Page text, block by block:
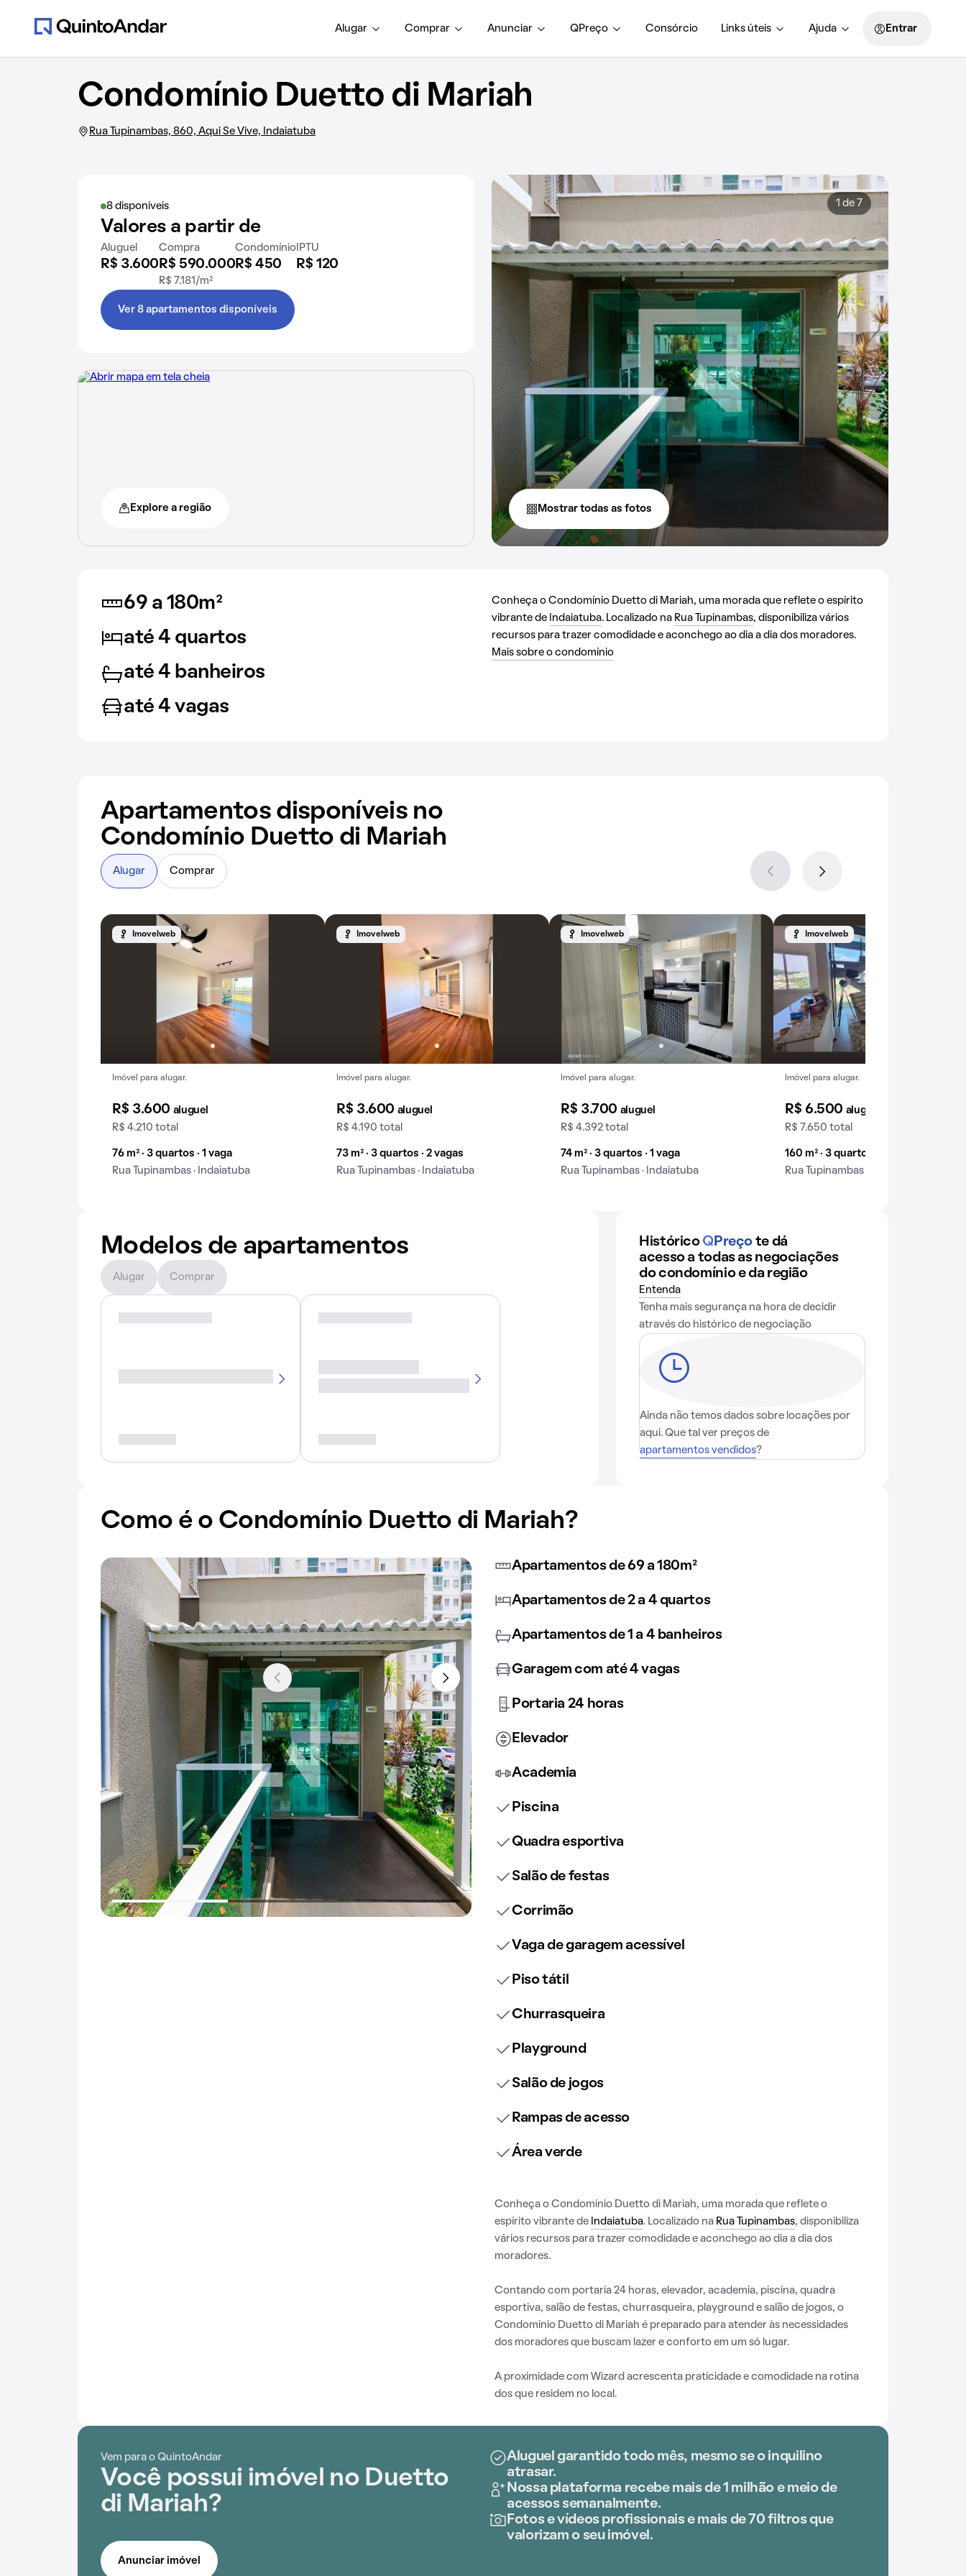
Alugar Comprar Anunciar QPreço Consórcio Links úteis Ajuda Entrar
Condomínio Duetto di Mariah
Rua Tupinambas, 860, Aqui Se Vive, Indaiatuba
8 disponíveis
Valores a partir de
Aluguel
R$ 3.600
Compra
R$ 590.000
R$ 7.181/m²
Condomínio
R$ 450
IPTU
R$ 120
Ver 8 apartamentos disponíveis
Explore a região
1 de 7
Mostrar todas as fotos
69 a 180m²
até 4 quartos
até 4 banheiros
até 4 vagas
Conheça o Condomínio Duetto di Mariah, uma morada que reflete o espírito
vibrante de Indaiatuba. Localizado na Rua Tupinambas, disponibiliza vários
recursos para trazer comodidade e aconchego ao dia a dia dos moradores.
Mais sobre o condomínio
Apartamentos disponíveis no
Condomínio Duetto di Mariah
Imovelweb
Imóvel para alugar.
R$ 3.600 aluguel
R$ 4.210 total
76 m² · 3 quartos · 1 vaga
Rua Tupinambas · Indaiatuba
Imovelweb
Imóvel para alugar.
R$ 3.600 aluguel
R$ 4.190 total
73 m² · 3 quartos · 2 vagas
Rua Tupinambas · Indaiatuba
Imovelweb
Imóvel para alugar.
R$ 3.700 aluguel
R$ 4.392 total
74 m² · 3 quartos · 1 vaga
Rua Tupinambas · Indaiatuba
Imovelweb
Imóvel para alugar.
R$ 6.500 aluguel
R$ 7.650 total
160 m² · 3 quartos · 3 vagas
Rua Tupinambas · Indaiatuba
Alugar Comprar
Modelos de apartamentos
Alugar Comprar
Histórico QPreço te dá
acesso a todas as negociações
do condomínio e da região
Entenda
Tenha mais segurança na hora de decidir
através do histórico de negociação
Ainda não temos dados sobre locações por
aqui. Que tal ver preços de
apartamentos vendidos?
Como é o Condomínio Duetto di Mariah?
Apartamentos de 69 a 180m²
Apartamentos de 2 a 4 quartos
Apartamentos de 1 a 4 banheiros
Garagem com até 4 vagas
Portaria 24 horas
Elevador
Academia
Piscina
Quadra esportiva
Salão de festas
Corrimão
Vaga de garagem acessível
Piso tátil
Churrasqueira
Playground
Salão de jogos
Rampas de acesso
Área verde
Conheça o Condomínio Duetto di Mariah, uma morada que reflete o
espírito vibrante de Indaiatuba. Localizado na Rua Tupinambas, disponibiliza
vários recursos para trazer comodidade e aconchego ao dia a dia dos
moradores.
Contando com portaria 24 horas, elevador, academia, piscina, quadra
esportiva, salão de festas, churrasqueira, playground e salão de jogos, o
Condomínio Duetto di Mariah é preparado para atender às necessidades
dos moradores que buscam lazer e conforto em um só lugar.
A proximidade com Wizard acrescenta praticidade e comodidade na rotina
dos que residem no local.
Vem para o QuintoAndar
Você possui imóvel no Duetto
di Mariah?
Aluguel garantido todo mês, mesmo se o inquilino
atrasar.
Nossa plataforma recebe mais de 1 milhão e meio de
acessos semanalmente.
Fotos e vídeos profissionais e mais de 70 filtros que
valorizam o seu imóvel.
Anunciar imóvel